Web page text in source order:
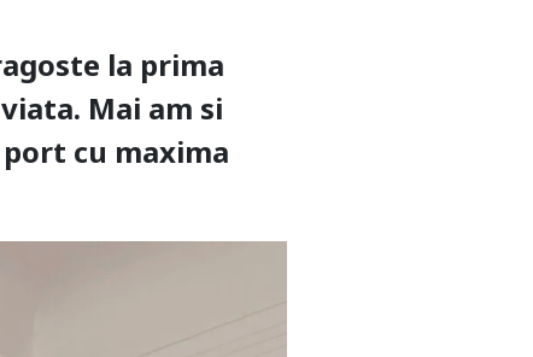
la prima
Mai am si
cu maxima